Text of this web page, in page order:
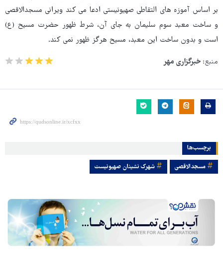
بر اساس آموزه های التقاطی صهیونیستی ادعا می کند ویرانی مسجدالاقصی
و ساخت معبد سوم سلیمان به جای آن، شرط ظهور حضرت مسیح (ع)
است و بدون ساخت این معبد، مسیح هرگز ظهور نمی کند.
منبع: خبرگزاری مهر
برچسب‌ها
مسجدالاقصی شهرک نشینان صهیونیست